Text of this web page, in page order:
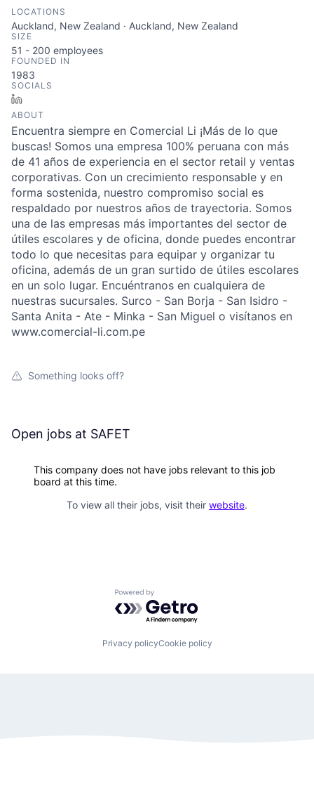
LOCATIONS
Auckland, New Zealand · Auckland, New Zealand
SIZE
51 - 200 employees
FOUNDED IN
1983
SOCIALS
ABOUT
Encuentra siempre en Comercial Li ¡Más de lo que
buscas! Somos una empresa 100% peruana con más
de 41 años de experiencia en el sector retail y ventas
corporativas. Con un crecimiento responsable y en
forma sostenida, nuestro compromiso social es
respaldado por nuestros años de trayectoria. Somos
una de las empresas más importantes del sector de
útiles escolares y de oficina, donde puedes encontrar
todo lo que necesitas para equipar y organizar tu
oficina, además de un gran surtido de útiles escolares
en un solo lugar. Encuéntranos en cualquiera de
nuestras sucursales. Surco - San Borja - San Isidro -
Santa Anita - Ate - Minka - San Miguel o visítanos en
www.comercial-li.com.pe
Something looks off?
Open jobs at SAFET
This company does not have jobs relevant to this job
board at this time.
To view all their jobs, visit their website.
Powered by Getro.com
Privacy policyCookie policy